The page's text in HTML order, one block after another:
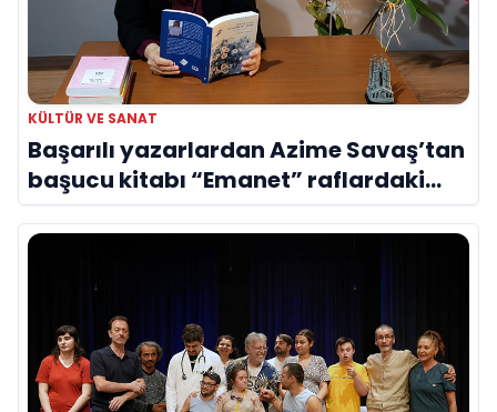
KÜLTÜR VE SANAT
Başarılı yazarlardan Azime Savaş’tan
başucu kitabı “Emanet” raflardaki
yerini aldı